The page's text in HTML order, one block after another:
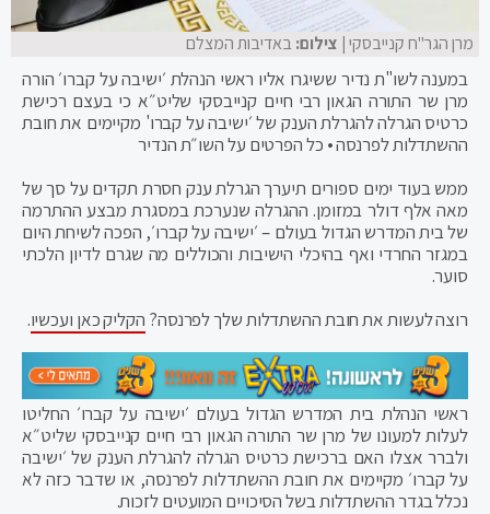
מרן הגר"ח קנייבסקי| צילום: באדיבות המצלם
במענה לשו"ת נדיר ששיגרו אליו ראשי הנהלת ׳ישיבה על קברו׳ הורה
מרן שר התורה הגאון רבי חיים קנייבסקי שליט״א כי בעצם רכישת
כרטיס הגרלה להגרלת הענק של ׳ישיבה על קברו' מקיימים את חובת
ההשתדלות לפרנסה • כל הפרטים על השו״ת הנדיר
ממש בעוד ימים ספורים תיערך הגרלת ענק חסרת תקדים על סך של
מאה אלף דולר במזומן. ההגרלה שנערכת במסגרת מבצע ההתרמה
של בית המדרש הגדול בעולם – ׳ישיבה על קברו׳, הפכה לשיחת היום
במגזר החרדי ואף בהיכלי הישיבות והכוללים מה שגרם לדיון הלכתי
סוער.
רוצה לעשות את חובת ההשתדלות שלך לפרנסה? הקליק כאן ועכשיו.
ראשי הנהלת בית המדרש הגדול בעולם ׳ישיבה על קברו׳ החליטו
לעלות למעונו של מרן שר התורה הגאון רבי חיים קנייבסקי שליט״א
ולברר אצלו האם ברכישת כרטיס הגרלה להגרלת הענק של ׳ישיבה
על קברו׳ מקיימים את חובת ההשתדלות לפרנסה, או שדבר כזה לא
נכלל בגדר ההשתדלות בשל הסיכויים המועטים לזכות.